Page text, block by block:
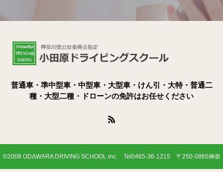
普通車・準中型車・中型車・大型車・けん引・大特・普通二
種・大型二種・ドローンの免許はお任せください
©2008 ODAWARA DRIVING SCHOOL inc. Tel0465-36-1215 〒250-0865神奈